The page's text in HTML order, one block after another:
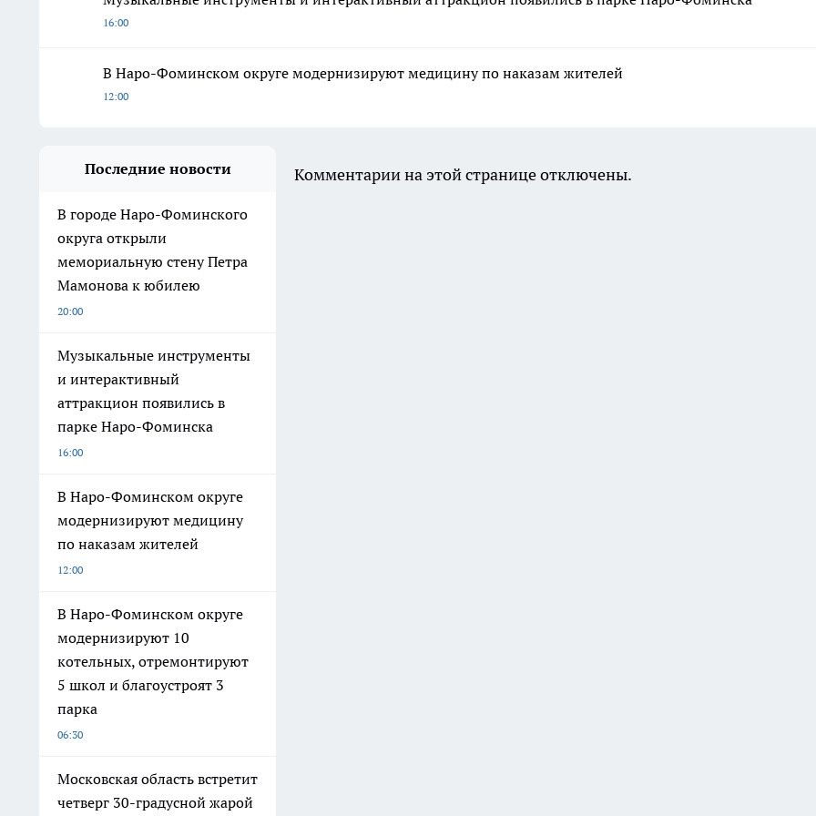
16:00
В Наро-Фоминском округе модернизируют медицину по наказам жителей
12:00
Последние новости
В городе Наро-Фоминского
округа открыли
мемориальную стену Петра
Мамонова к юбилею
20:00
Музыкальные инструменты
и интерактивный
аттракцион появились в
парке Наро-Фоминска
16:00
В Наро-Фоминском округе
модернизируют медицину
по наказам жителей
12:00
В Наро-Фоминском округе
модернизируют 10
котельных, отремонтируют
5 школ и благоустроят 3
парка
06:30
Московская область встретит
четверг 30-градусной жарой
Комментарии на этой странице отключены.